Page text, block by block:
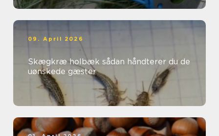
09. April 2026
Skægkræ holbæk sådan håndterer du de
uønskede gæster